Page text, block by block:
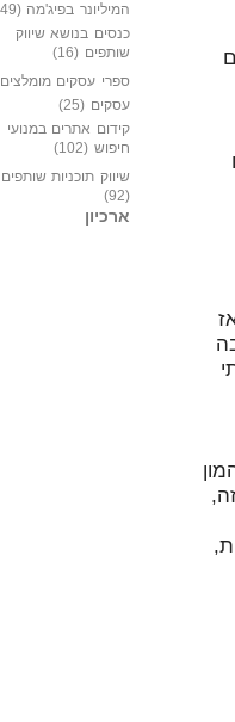
המון
המיליונר בפיג'מה (149)
כנסים בנושא שיווק
שותפים (16)
ספרי עסקים מומלצים
עסקים (25)
קידום אתרים במנועי
חיפוש (102)
שיווק תוכניות שותפים
(92)
ארכיון